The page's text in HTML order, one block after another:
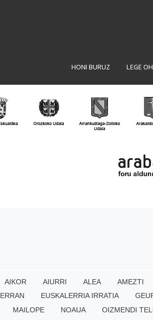
HONI BURUZ LEGE
AIKOR AIURRI ALEA AMEZTI
ERRAN EUSKALERRIA IRRATIA
MAILOPE NOAUA OIZMENDI